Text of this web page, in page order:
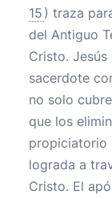
15 ) traza
del Antiguo
Cristo.
sacerdote
no solo
que los
propiciatorio
lograda a
Cristo. El